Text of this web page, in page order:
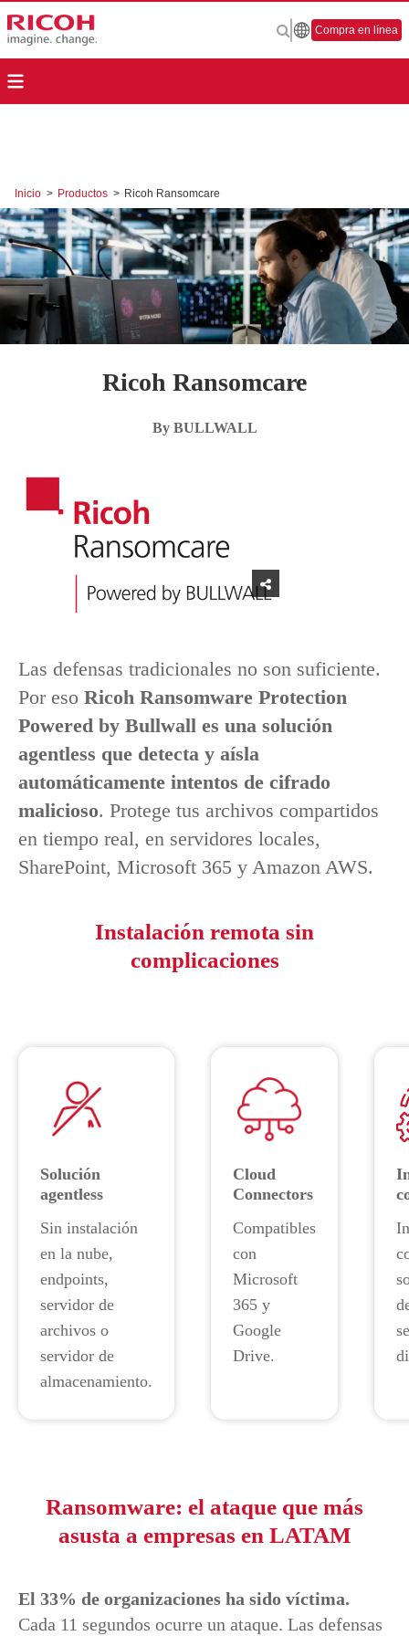
Compra en línea
Inicio > Productos > Ricoh Ransomcare
Ricoh Ransomcare
By BULLWALL
Las defensas tradicionales no son suficiente.
Por eso Ricoh Ransomware Protection
Powered by Bullwall es una solución
agentless que detecta y aísla
automáticamente intentos de cifrado
malicioso. Protege tus archivos compartidos
en tiempo real, en servidores locales,
SharePoint, Microsoft 365 y Amazon AWS.
Instalación remota sin
complicaciones
Solución
agentless
Sin instalación
en la nube,
endpoints,
servidor de
archivos o
servidor de
almacenamiento.
Cloud
Connectors
Compatibles
con
Microsoft
365 y
Google
Drive.
Ransomware: el ataque que más
asusta a empresas en LATAM
El 33% de organizaciones ha sido víctima.
Cada 11 segundos ocurre un ataque. Las defensas